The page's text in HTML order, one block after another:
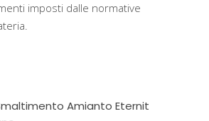
imposti dalle normative
Amianto Eternit